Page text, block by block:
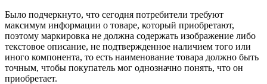
Было подчеркнуто, что сегодня потребители требуют
максимум информации о товаре, который приобретают,
поэтому маркировка не должна содержать изображение либо
текстовое описание, не подтвержденное наличием того или
иного компонента, то есть наименование товара должно быть
точным, чтобы покупатель мог однозначно понять, что он
приобретает.